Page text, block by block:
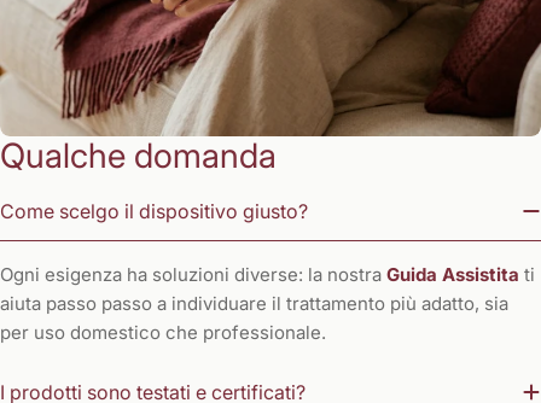
Qualche domanda
Come scelgo il dispositivo giusto?
Ogni esigenza ha soluzioni diverse: la nostra Guida Assistita ti
aiuta passo passo a individuare il trattamento più adatto, sia
per uso domestico che professionale.
I prodotti sono testati e certificati?